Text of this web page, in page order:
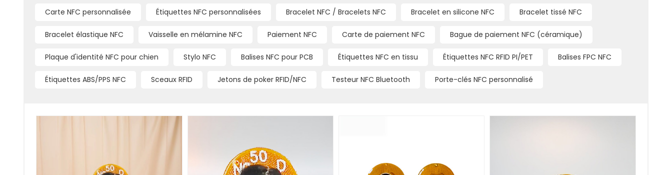
Carte NFC personnalisée Étiquettes NFC personnalisées Bracelet NFC / Bracelets NFC Bracelet en silicone NFC Bracelet tissé NFC
Bracelet élastique NFC Vaisselle en mélamine NFC Paiement NFC Carte de paiement NFC Bague de paiement NFC (céramique)
Plaque d'identité NFC pour chien Stylo NFC Balises NFC pour PCB Étiquettes NFC en tissu Étiquettes NFC RFID PI/PET Balises FPC NFC
Étiquettes ABS/PPS NFC Sceaux RFID Jetons de poker RFID/NFC Testeur NFC Bluetooth Porte-clés NFC personnalisé